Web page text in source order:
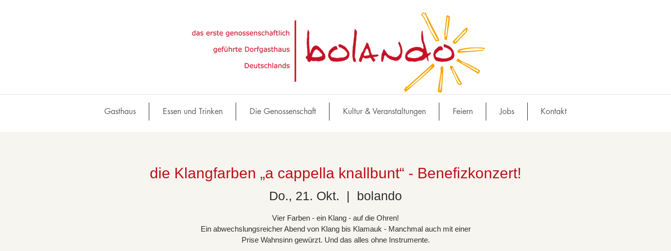
Gasthaus Essen und Trinken Die Genossenschaft Kultur & Veranstaltungen Feiern Jobs Kontakt
die Klangfarben „a cappella knallbunt“ - Benefizkonzert!
Do., 21. Okt.
  |
bolando
Vier Farben - ein Klang - auf die Ohren!
Ein abwechslungsreicher Abend von Klang bis Klamauk - Manchmal auch mit einer
Prise Wahnsinn gewürzt. Und das alles ohne Instrumente.